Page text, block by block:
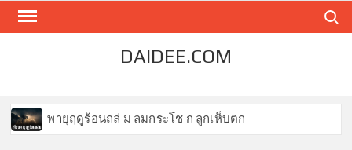
Skip
DAIDEE.COM
พายุฤดูร้อนถล่ ม ลมกระโช ก ลูกเห็บตก